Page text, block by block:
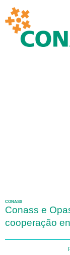
CONASS
Conass e
cooperação